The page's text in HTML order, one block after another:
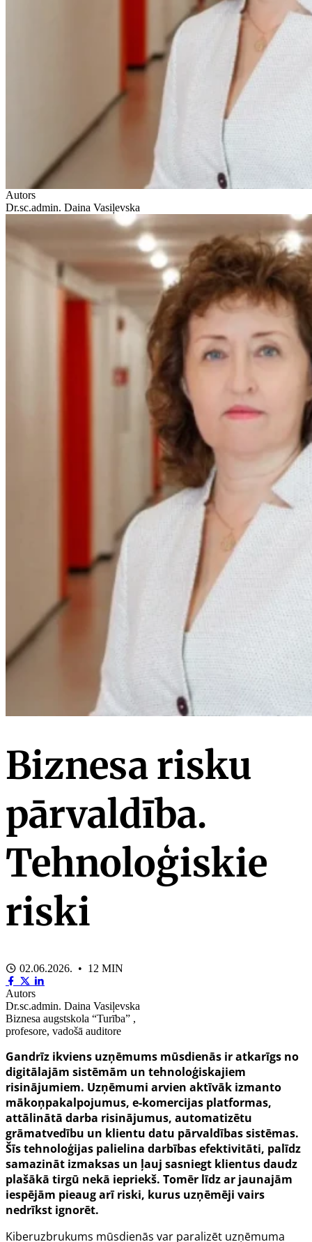
Autors
Dr.sc.admin. Daina Vasiļevska
Biznesa risku
pārvaldība.
Tehnoloģiskie
riski
02.06.2026. • 12 MIN
Autors
Dr.sc.admin. Daina Vasiļevska
Biznesa augstskola “Turība” ,
profesore, vadošā auditore
Gandrīz ikviens uzņēmums mūsdienās ir atkarīgs no
digitālajām sistēmām un tehnoloģiskajiem
risinājumiem. Uzņēmumi arvien aktīvāk izmanto
mākoņpakalpojumus, e-komercijas platformas,
attālinātā darba risinājumus, automatizētu
grāmatvedību un klientu datu pārvaldības sistēmas.
Šīs tehnoloģijas palielina darbības efektivitāti, palīdz
samazināt izmaksas un ļauj sasniegt klientus daudz
plašākā tirgū nekā iepriekš. Tomēr līdz ar jaunajām
iespējām pieaug arī riski, kurus uzņēmēji vairs
nedrīkst ignorēt.
Kiberuzbrukums mūsdienās var paralizēt uzņēmuma